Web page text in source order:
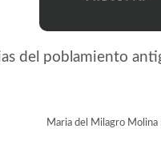
del poblamiento
Maria del Milagro Molina